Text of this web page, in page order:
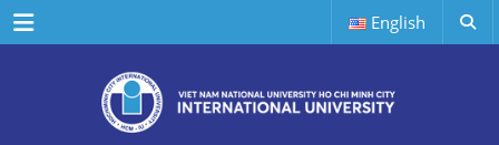
Menu English